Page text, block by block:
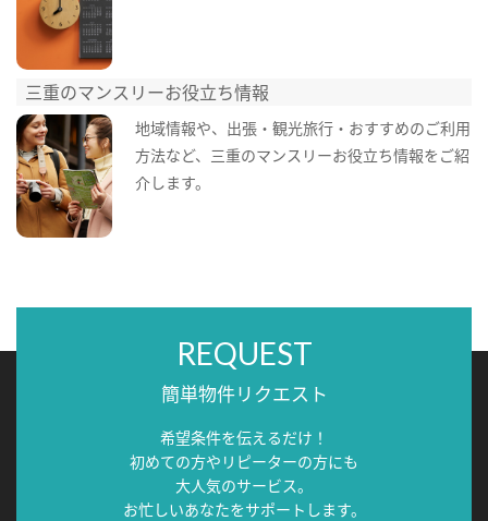
三重のマンスリーお役立ち情報
地域情報や、出張・観光旅行・おすすめのご利用
方法など、三重のマンスリーお役立ち情報をご紹
介します。
REQUEST
簡単物件リクエスト
希望条件を伝えるだけ！
初めての方やリピーターの方にも
大人気のサービス。
お忙しいあなたをサポートします。